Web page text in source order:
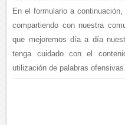
En el formulario a
compartiendo con nuestra
que mejoremos día a día
tenga cuidado con el
utilización de palabras